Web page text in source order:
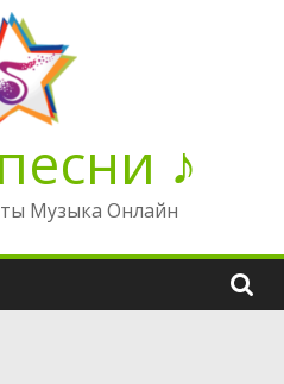
♪
Музыка Онлайн